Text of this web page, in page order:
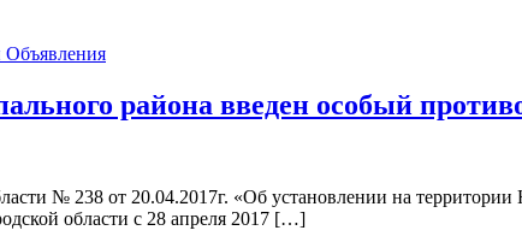
Объявления
района введен особый
№ 238 от 20.04.2017г. «Об установлении на
области с 28 апреля 2017 […]